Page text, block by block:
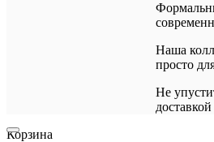
Наша
просто
Не
Корзина